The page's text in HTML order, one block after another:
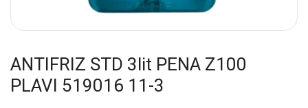
ANTIFRIZ STD 3lit PENA Z100
PLAVI 519016 11-3